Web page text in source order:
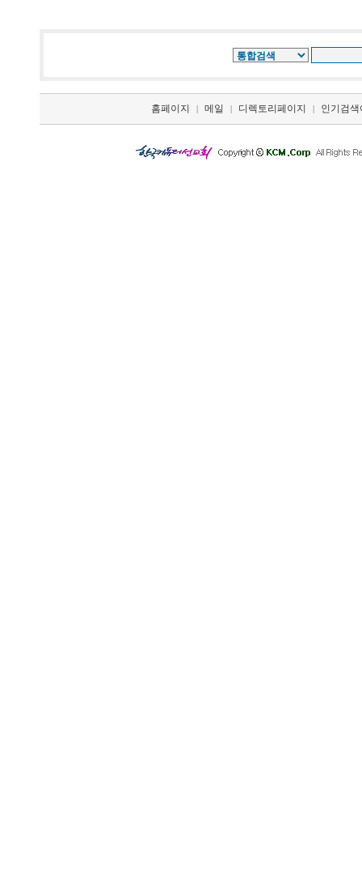
홈페이지 | 메일 | 디렉토리페이지 | 인기검색